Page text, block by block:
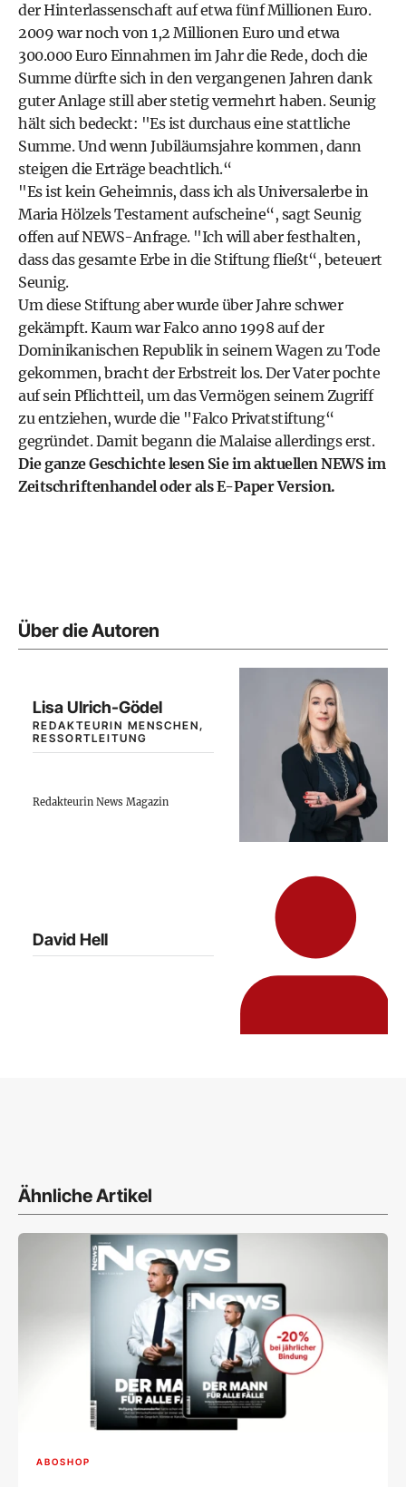
der Hinterlassenschaft auf etwa fünf Millionen Euro.
2009 war noch von 1,2 Millionen Euro und etwa
300.000 Euro Einnahmen im Jahr die Rede, doch die
Summe dürfte sich in den vergangenen Jahren dank
guter Anlage still aber stetig vermehrt haben. Seunig
hält sich bedeckt: "Es ist durchaus eine stattliche
Summe. Und wenn Jubiläumsjahre kommen, dann
steigen die Erträge beachtlich.“
"Es ist kein Geheimnis, dass ich als Universalerbe in
Maria Hölzels Testament aufscheine“, sagt Seunig
offen auf NEWS-Anfrage. "Ich will aber festhalten,
dass das gesamte Erbe in die Stiftung fließt“, beteuert
Seunig.
Um diese Stiftung aber wurde über Jahre schwer
gekämpft. Kaum war Falco anno 1998 auf der
Dominikanischen Republik in seinem Wagen zu Tode
gekommen, bracht der Erbstreit los. Der Vater pochte
auf sein Pflichtteil, um das Vermögen seinem Zugriff
zu entziehen, wurde die "Falco Privatstiftung“
gegründet. Damit begann die Malaise allerdings erst.
Die ganze Geschichte lesen Sie im aktuellen NEWS im
Zeitschriftenhandel oder alsE-Paper Version.
Über die Autoren
Lisa Ulrich-Gödel
REDAKTEURIN MENSCHEN,
RESSORTLEITUNG
Redakteurin News Magazin
David Hell
Ähnliche Artikel
ABOSHOP